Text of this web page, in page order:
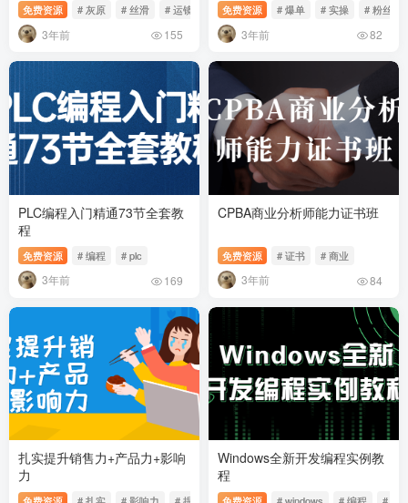
免费资源 # 灰原 # 丝滑 # 运镜
3年前 155
免费资源 # 爆单 # 实操 # 粉丝
3年前 82
PLC编程入门精通73节全套教
程
免费资源 # 编程 # plc
3年前 169
CPBA商业分析师能力证书班
免费资源 # 证书 # 商业
3年前 84
扎实提升销售力+产品力+影响
力
Windows全新开发编程实例教
程